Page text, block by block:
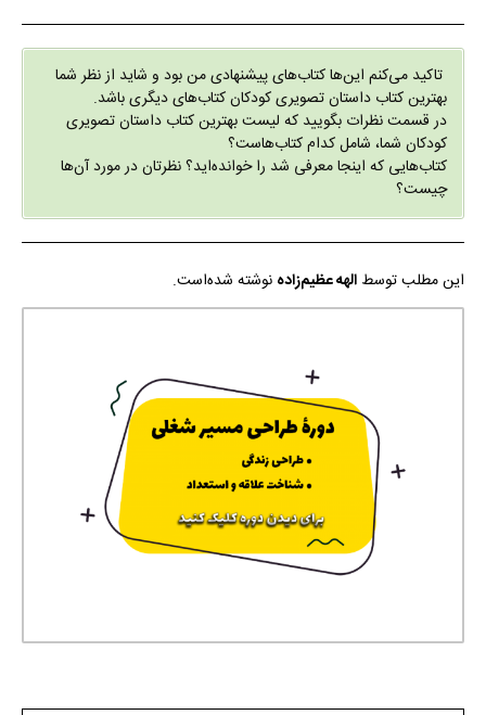
تاکید می‌کنم این‌ها کتاب‌های پیشنهادی من بود و شاید از نظر شما
بهترین کتاب داستان تصویری کودکان کتاب‌های دیگری باشد.
در قسمت نظرات بگویید که لیست بهترین کتاب داستان تصویری
کودکان شما، شامل کدام کتاب‌هاست؟
کتاب‌هایی که اینجا معرفی شد را خوانده‌اید؟ نظرتان در مورد آن‌ها
چیست؟
این مطلب توسط الهه عظیم‌زاده نوشته شده‌است.